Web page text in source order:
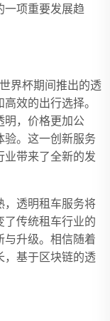
一项重要发展趋
界杯期间推出的透
效的出行选择。
明，价格更加公
。这一创新服务
业带来了全新的发
，透明租车服务将
传统租车行业的
升级。相信随着
，基于区块链的透